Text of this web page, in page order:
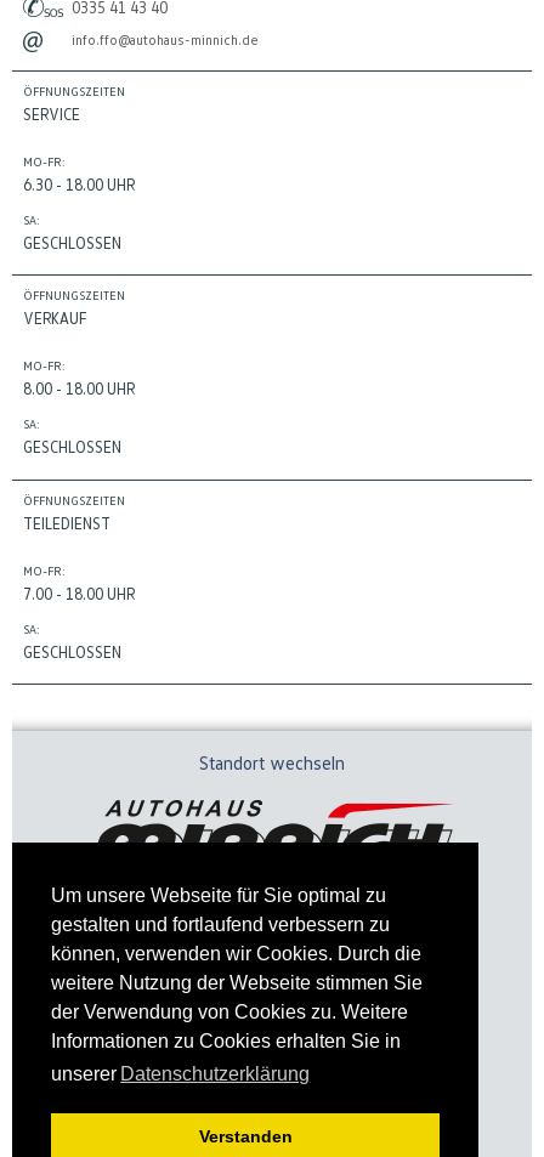
Um unsere Webseite für Sie optimal zu
gestalten und fortlaufend verbessern zu
können, verwenden wir Cookies. Durch die
weitere Nutzung der Webseite stimmen Sie
der Verwendung von Cookies zu. Weitere
Informationen zu Cookies erhalten Sie in
unserer Datenschutzerklärung
Verstanden
0335 41 43 40
info.ffo@autohaus-minnich.de
ÖFFNUNGSZEITEN
SERVICE
MO-FR:
6.30 - 18.00 UHR
SA:
GESCHLOSSEN
ÖFFNUNGSZEITEN
VERKAUF
MO-FR:
8.00 - 18.00 UHR
SA:
GESCHLOSSEN
ÖFFNUNGSZEITEN
TEILEDIENST
MO-FR:
7.00 - 18.00 UHR
SA:
GESCHLOSSEN
Standort wechseln
Impressum Datenschutz